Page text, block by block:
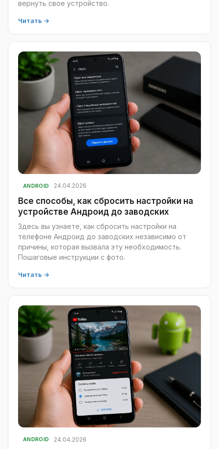
вернуть свое устройство.
Читать →
ANDROID 24.04.2026
Все способы, как сбросить настройки на
устройстве Андроид до заводских
Здесь вы узнаете, как сбросить настройки на
телефоне Андроид до заводских независимо от
причины, которая вызвала эту необходимость.
Пошаговые инструкции с фото.
Читать →
ANDROID 24.04.2026